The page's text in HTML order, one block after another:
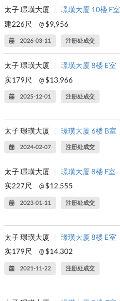
太子 璟璜大厦
璟璜大厦 10楼 F室
建226尺
@ $9,956
2026-03-11 注册处成交
太子 璟璜大厦
璟璜大厦 8楼 E室
实179尺
@ $13,966
2025-12-01 注册处成交
太子 璟璜大厦 | 璟璜大厦 6楼 B室
2024-02-07 注册处成交
太子 璟璜大厦 |
璟璜大厦 8楼 F室
实227尺
@ $12,555
2023-01-11 注册处成交
太子 璟璜大厦 |
璟璜大厦 8楼 E室
实179尺
@ $14,302
2021-11-22 注册处成交